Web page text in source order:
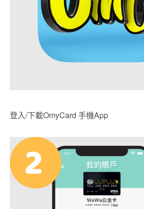
登入/下載OmyCard 手機App